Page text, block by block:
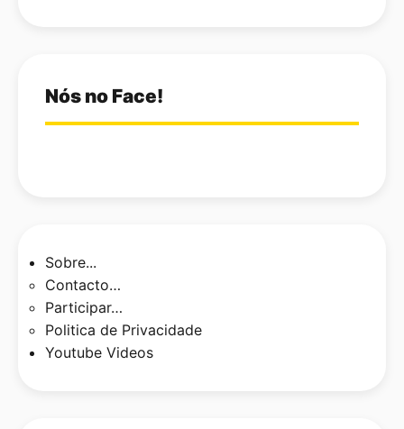
Nós no Face!
Sobre...
Contacto…
Participar…
Politica de Privacidade
Youtube Videos